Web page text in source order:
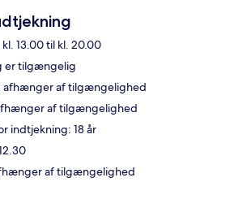
13.00 til kl. 20.00
er tilgængelig
afhænger af tilgængelighed
af tilgængelighed
indtjekning: 18 år
af tilgængelighed